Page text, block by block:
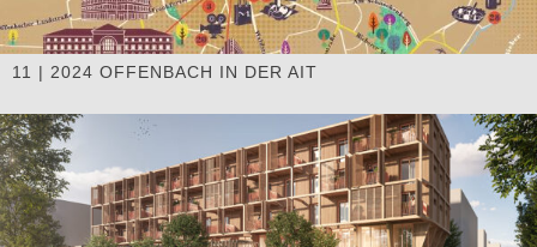
11 | 2024 OFFENBACH IN DER AIT